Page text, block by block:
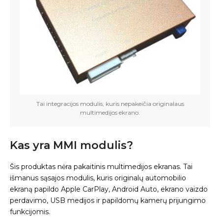
Tai integracijos modulis, kuris nepakeičia originalaus
multimedijos ekrano.
Kas yra MMI modulis?
Šis produktas nėra pakaitinis multimedijos ekranas. Tai
išmanus sąsajos modulis, kuris originalų automobilio
ekraną papildo Apple CarPlay, Android Auto, ekrano vaizdo
perdavimo, USB medijos ir papildomų kamerų prijungimo
funkcijomis.